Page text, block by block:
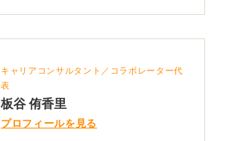
キャリアコンサルタント／コラボレーター代
表
板谷 侑香里
プロフィールを見る